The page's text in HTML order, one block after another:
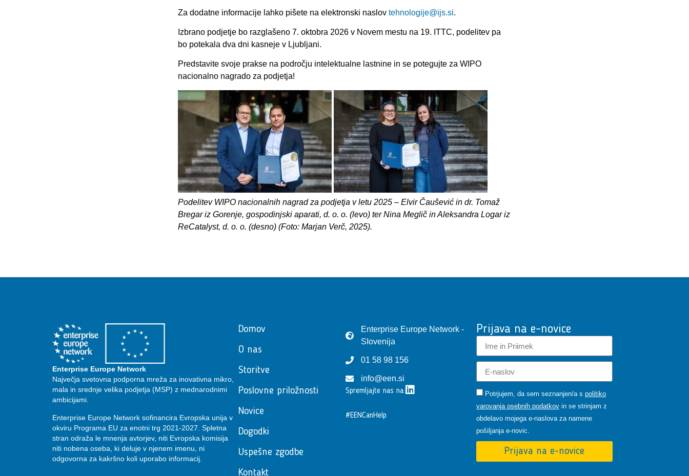
Za dodatne informacije lahko pišete na elektronski naslov tehnologije@ijs.si.
Izbrano podjetje bo razglašeno 7. oktobra 2026 v Novem mestu na 19. ITTC, podelitev pa
bo potekala dva dni kasneje v Ljubljani.
Predstavite svoje prakse na področju intelektualne lastnine in se potegujte za WIPO
nacionalno nagrado za podjetja!
Podelitev WIPO nacionalnih nagrad za podjetja v letu 2025 – Elvir Čaušević in dr. Tomaž
Bregar iz Gorenje, gospodinjski aparati, d. o. o. (levo) ter Nina Meglič in Aleksandra Logar iz
ReCatalyst, d. o. o. (desno) (Foto: Marjan Verč, 2025).
Enterprise Europe Network
Največja svetovna podporna mreža za inovativna mikro,
mala in srednje velika podjetja (MSP) z mednarodnimi
ambicijami.
Enterprise Europe Network sofinancira Evropska unija v
okviru Programa EU za enotni trg 2021-2027. Spletna
stran odraža le mnenja avtorjev, niti Evropska komisija
niti nobena oseba, ki deluje v njenem imenu, ni
odgovorna za kakršno koli uporabo informacij.
Domov
O nas
Storitve
Poslovne priložnosti
Novice
Dogodki
Uspešne zgodbe
Kontakt
Enterprise Europe Network -
SIovenija
01 58 98 156
info@een.si
Spremljajte nas na:
#EENCanHelp
Prijava na e-novice
Potrjujem, da sem seznanjen/a s politiko
varovanja osebnih podatkovin se strinjam z
obdelavo mojega e-naslova za namene
pošiljanja e-novic.
Prijava na e-novice